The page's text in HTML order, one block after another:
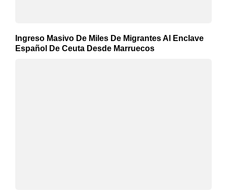
Ingreso Masivo De Miles De Migrantes Al Enclave
Español De Ceuta Desde Marruecos